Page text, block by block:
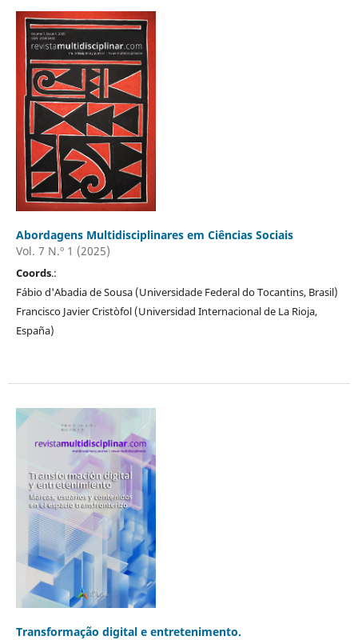
Abordagens Multidisciplinares em Ciências Sociais
Vol. 7 N.º 1 (2025)
Coords.:
Fábio d'Abadia de Sousa (Universidade Federal do Tocantins, Brasil)
Francisco Javier Cristòfol (Universidad Internacional de La Rioja,
España)
Transformação digital e entretenimento.